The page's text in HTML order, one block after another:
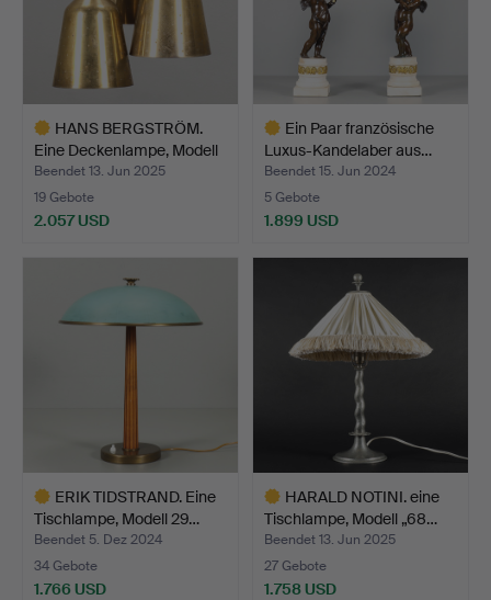
HANS BERGSTRÖM.
Eine Deckenlampe, Modell
4…
Beendet 13. Jun 2025
19 Gebote
2.057 USD
Ein Paar französische
Luxus-Kandelaber aus…
Beendet 15. Jun 2024
5 Gebote
1.899 USD
ERIK TIDSTRAND. Eine
Tischlampe, Modell 29…
Beendet 5. Dez 2024
34 Gebote
1.766 USD
HARALD NOTINI. eine
Tischlampe, Modell „68…
Beendet 13. Jun 2025
27 Gebote
1.758 USD